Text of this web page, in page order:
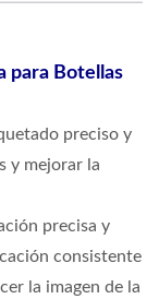
para Botellas
preciso y
y mejorar la
precisa y
consistente
la imagen de la